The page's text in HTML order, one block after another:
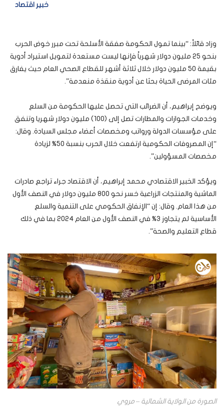
خبير اقتصاد
وزاد قائلاً: “بينما تمول الحكومة صفقة الأسلحة تحت مبرر خوض الحرب
بنحو 25 مليون دولار شهرياً فإنها ليست مستعدة لتمويل استيراد أدوية
بقيمة 50 مليون دولار خلال ثلاثة أشهر للقطاع الصحي العام حيث يفارق
مئات المرضى الحياة بحثا عن أدوية منقذة منعدمة”.
ويوضح إبراهيم، أن الضرائب التي تحصل عليها الحكومة من السلع
وخدمات الجوازات والمطارات تصل إلى (100) مليون دولار شهريا وتنفق
على مؤسسات الدولة ورواتب ومخصصات أعضاء مجلس السيادة. وقال:
“إن المصروفات الحكومية ارتفعت خلال الحرب بنسبة 50% لزيادة
مخصصات المسؤولين”.
ويؤكد الخبير الاقتصادي محمد إبراهيم، أن الاقتصاد جراء تراجع صادرات
الماشية والمنتجات الزراعية خسر نحو 800 مليون دولار في النصف الأول
من هذا العام. وقال: إن “الإنفاق الحكومي على التنمية والسلع
الأساسية لم يتجاوز 3% في النصف الأول من العام 2024 بما في ذلك
قطاع التعليم والصحة”.
الصورة من الولاية الشمالية – مروي